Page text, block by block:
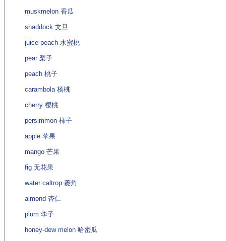
muskmelon 香瓜
shaddock 文旦
juice peach 水蜜桃
pear 梨子
peach 桃子
carambola 杨桃
cherry 樱桃
persimmon 柿子
apple 苹果
mango 芒果
fig 无花果
water caltrop 菱角
almond 杏仁
plum 李子
honey-dew melon 哈密瓜